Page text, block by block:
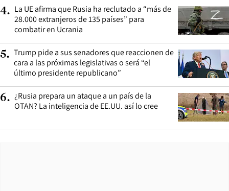
4. La UE afirma que Rusia ha reclutado a “más de
28.000 extranjeros de 135 países” para
combatir en Ucrania
5. Trump pide a sus senadores que reaccionen de
cara a las próximas legislativas o será “el
último presidente republicano”
6. ¿Rusia prepara un ataque a un país de la
OTAN? La inteligencia de EE.UU. así lo cree